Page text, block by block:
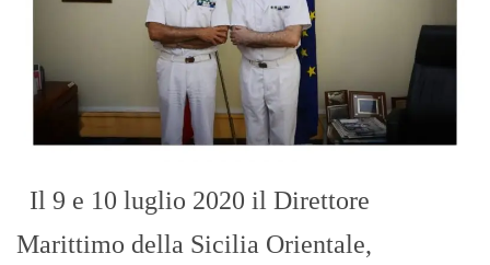
Il 9 e 10 luglio 2020 il Direttore
Marittimo della Sicilia Orientale,